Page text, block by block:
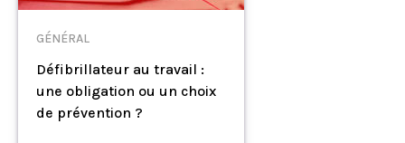
GÉNÉRAL
Défibrillateur au travail :
une obligation ou un choix
de prévention ?